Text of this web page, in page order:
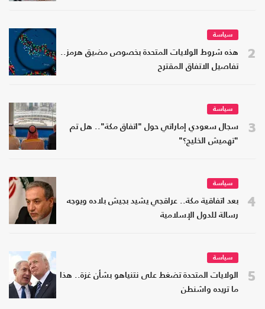
2
سياسة
هذه شروط الولايات المتحدة بخصوص مضيق هرمز..
تفاصيل الاتفاق المقترح
3
سياسة
سجال سعودي إماراتي حول "اتفاق مكة".. هل تم
"تهميش الخليج؟"
4
سياسة
بعد اتفاقية مكة.. عراقجي يشيد بجيش بلاده ويوجه
رسالة للدول الإسلامية
5
سياسة
الولايات المتحدة تضغط على نتنياهو بشأن غزة.. هذا
ما تريده واشنطن